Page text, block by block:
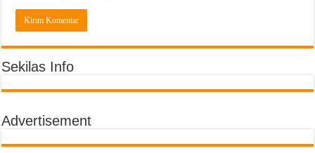
Sekilas Info
Advertisement